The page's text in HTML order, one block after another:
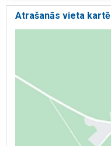
Atrašanās vieta kartē